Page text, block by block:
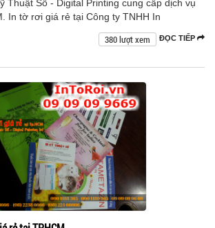
Thuật Số - Digital Printing cung cấp dịch vụ
In tờ rơi giá rẻ tại Công ty TNHH In
ĐỌC TIẾP
380 lượt xem